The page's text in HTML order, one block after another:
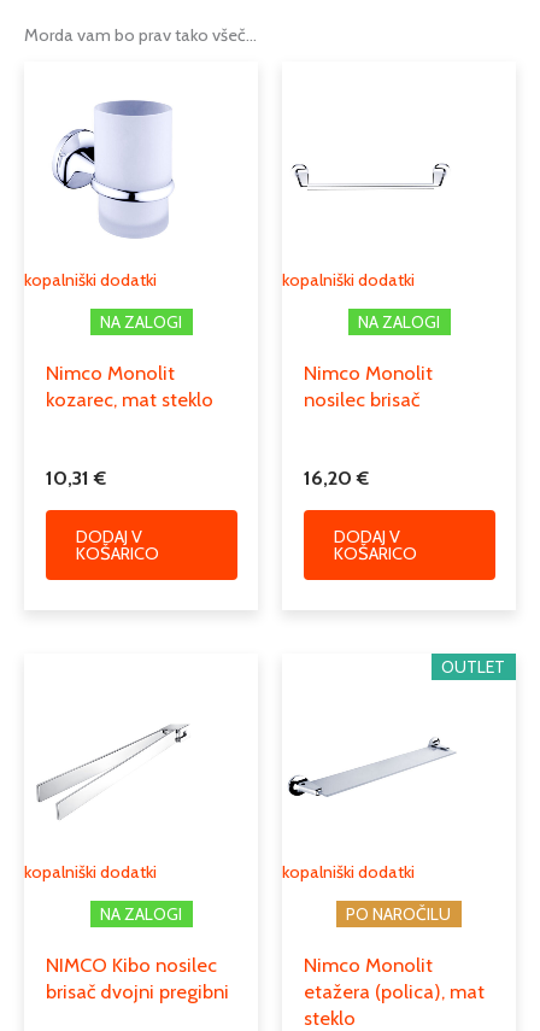
Morda vam bo prav tako všeč…
kopalniški dodatki
NA ZALOGI
Nimco Monolit
kozarec, mat steklo
10,31€
DODAJ V
KOŠARICO
kopalniški dodatki
NA ZALOGI
Nimco Monolit
nosilec brisač
16,20€
DODAJ V
KOŠARICO
kopalniški dodatki
NA ZALOGI
NIMCO Kibo nosilec
brisač dvojni pregibni
OUTLET
kopalniški dodatki
PO NAROČILU
Nimco Monolit
etažera (polica), mat
steklo